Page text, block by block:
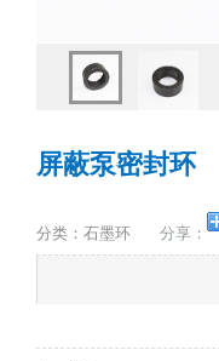
屏蔽泵密封环
分类：石墨环 分享：